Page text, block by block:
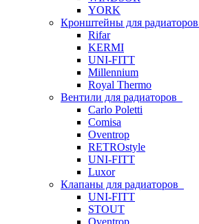
YORK
Кронштейны для радиаторов
Rifar
KERMI
UNI-FITT
Millennium
Royal Thermo
Вентили для радиаторов
Carlo Poletti
Comisa
Oventrop
RETROstyle
UNI-FITT
Luxor
Клапаны для радиаторов
UNI-FITT
STOUT
Oventrop